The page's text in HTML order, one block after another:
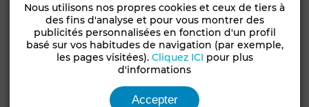
Voir plus de photos
Nous utilisons nos propres cookies et ceux de tiers à
des fins d'analyse et pour vous montrer des
publicités personnalisées en fonction d'un profil
basé sur vos habitudes de navigation (par exemple,
les pages visitées). Cliquez ICI pour plus
d'informations
Accepter